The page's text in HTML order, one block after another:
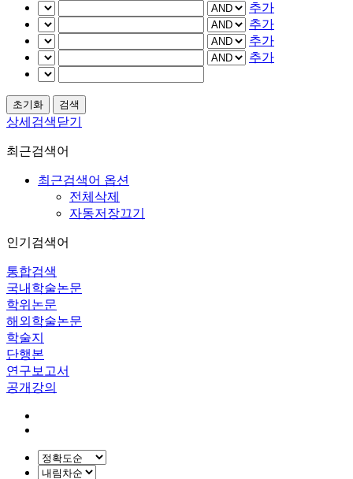
추가
추가
추가
추가
상세검색닫기
최근검색어
최근검색어 옵션
전체삭제
자동저장끄기
인기검색어
통합검색
국내학술논문
학위논문
해외학술논문
학술지
단행본
연구보고서
공개강의